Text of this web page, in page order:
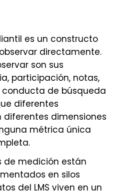
es un constructo
directamente.
son sus
participación, notas,
de búsqueda
diferentes
dimensiones
métrica única
de medición están
en silos
del LMS viven en un